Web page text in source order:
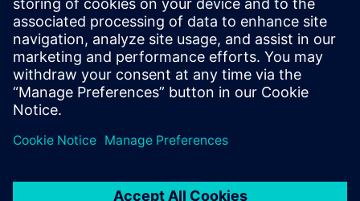
Download the eBook to learn how Siemens is helping
OEMs develop the next generation of safe and reliable
electric vehicles with a mass-market appeal to drive change
for mobility.
Udostępnij